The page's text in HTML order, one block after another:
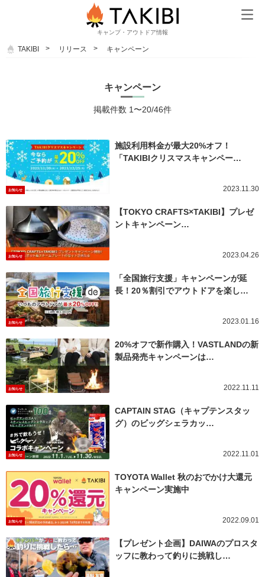
キャンプ・アウトドア情報
TAKIBI リリース キャンペーン
キャンペーン
掲載件数 1〜20/46件
お知らせ
施設利用料金が最大20%オフ！
「TAKIBIクリスマスキャンペー…
2023.11.30
お知らせ
【TOKYO CRAFTS×TAKIBI】プレゼ
ントキャンペーン…
2023.04.26
お知らせ
「全国旅行支援」キャンペーンが延
長！20％割引でアウトドアを楽し…
2023.01.16
お知らせ
20%オフで新作購入！VASTLANDの新
製品発売キャンペーンは…
2022.11.11
お知らせ
CAPTAIN STAG（キャプテンスタッ
グ）のビッグシェラカッ…
2022.11.01
お知らせ
TOYOTA Wallet 秋のおでかけ大還元
キャンペーン実施中
2022.09.01
【プレゼント企画】DAIWAのプロスタ
ッフに教わって釣りに挑戦し…